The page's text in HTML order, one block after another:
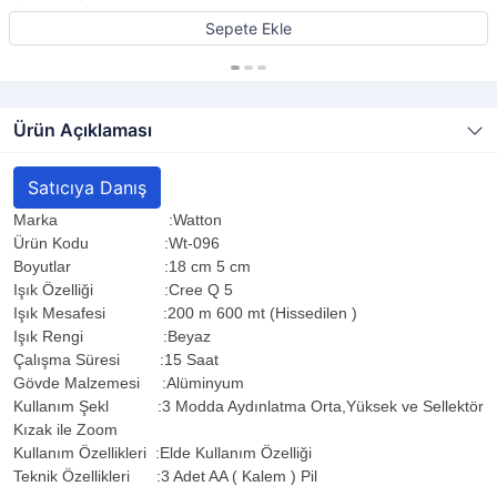
Sepete Ekle
Ürün Açıklaması
Satıcıya Danış
Marka :Watton
Ürün Kodu :Wt-096
Boyutlar :18 cm 5 cm
Işık Özelliği :Cree Q 5
Işık Mesafesi :200 m 600 mt (Hissedilen )
Işık Rengi :Beyaz
Çalışma Süresi :15 Saat
Gövde Malzemesi :Alüminyum
Kullanım Şekl :3 Modda Aydınlatma Orta,Yüksek ve Sellektör
Kızak ile Zoom
Kullanım Özellikleri :Elde Kullanım Özelliği
Teknik Özellikleri :3 Adet AA ( Kalem ) Pil